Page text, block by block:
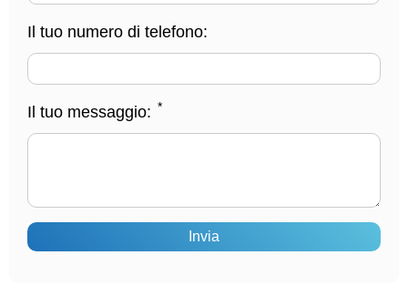
Il tuo numero di telefono:
Il tuo messaggio: *
Invia